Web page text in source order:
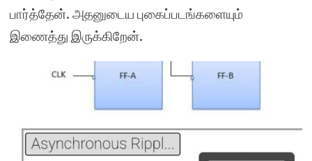
பார்த்தேன். அதனுடைய புகைப்படங்களையும்
இணைத்து இருக்கிறேன்.